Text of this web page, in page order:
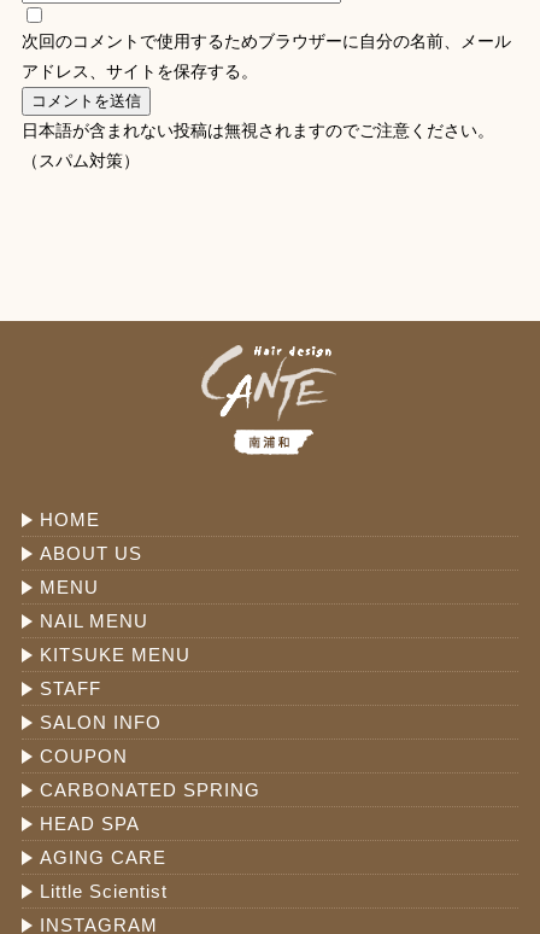
次回のコメントで使用するためブラウザーに自分の名前、メール
アドレス、サイトを保存する。
日本語が含まれない投稿は無視されますのでご注意ください。
（スパム対策）
HOME
ABOUT US
MENU
NAIL MENU
KITSUKE MENU
STAFF
SALON INFO
COUPON
CARBONATED SPRING
HEAD SPA
AGING CARE
Little Scientist
INSTAGRAM